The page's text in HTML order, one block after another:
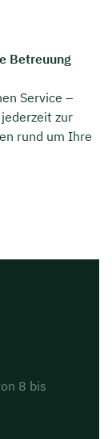
Betreuung
Service –
zur
rund um Ihre
8 bis